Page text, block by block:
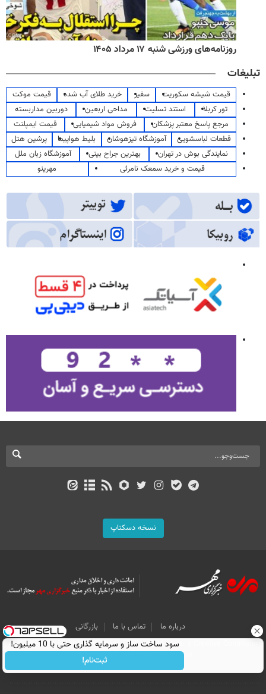
روزنامه‌های ورزشی شنبه ۱۷ مرداد ۱۴۰۵
تبلیغات
قیمت شیشه سکوریت سفیر خرید طلای آب شده
قیمت موکت
تور کربلا
استند تسلیت مداحی اربعین
دوربین مداربسته
مرجع پاسخ معتبر پزشکان
فروش مواد شیمیایی
قیمت ایمپلنت
قطعات لباسشویی
آموزشگاه تیزهوشان بلیط هواپیما
پرشین هتل
نمایندگی بوش در تهران
بهترین جراح بینی
آموزشگاه زبان ملل
قیمت و خرید سمعک نامرئی
مهرینو
نسخه دسکتاپ
درباره ما تماس با ما
بازرگانی
All Content by Mehr News Agency is licensed under a Creative Commons
Attribution 4.0 International License.
سود ساخت ساز و سرمایه گذاری حتی با 10 میلیون!
ثبت‌نام!